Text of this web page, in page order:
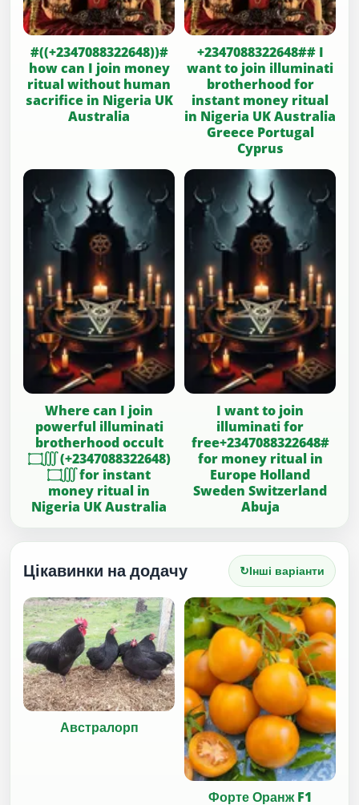
#((+2347088322648))#
how can I join money
ritual without human
sacrifice in Nigeria UK
Australia
+2347088322648## I
want to join illuminati
brotherhood for
instant money ritual
in Nigeria UK Australia
Greece Portugal
Cyprus
Where can I join
powerful illuminati
brotherhood occult
۝∭ (+2347088322648)
۝∭ for instant
money ritual in
Nigeria UK Australia
I want to join
illuminati for
free+2347088322648#
for money ritual in
Europe Holland
Sweden Switzerland
Abuja
Цікавинки на додачу ↻Інші варіанти
Австралорп
Форте Оранж F1